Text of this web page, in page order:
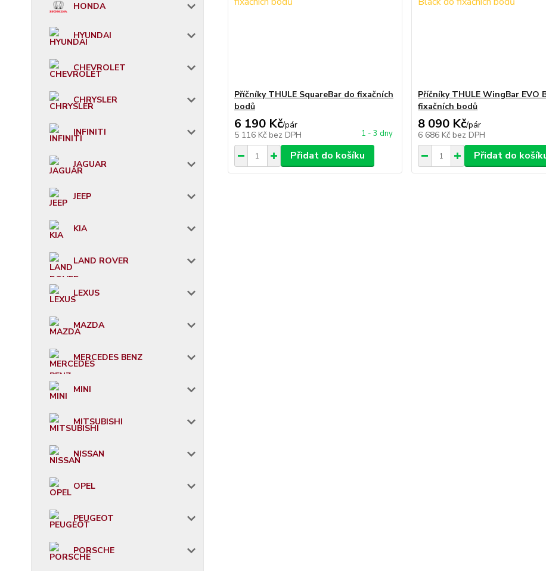
HONDA
HYUNDAI
CHEVROLET
CHRYSLER
INFINITI
JAGUAR
JEEP
KIA
LAND ROVER
LEXUS
MAZDA
MERCEDES BENZ
MINI
MITSUBISHI
NISSAN
OPEL
PEUGEOT
PORSCHE
Příčníky THULE SquareBar do fixačních
bodů
6 190 Kč/pár
5 116 Kč bez DPH 1 - 3 dny
Přidat do košíku
Příčníky THULE WingBar EVO
fixačních bodů
8 090 Kč/pár
6 686 Kč bez DPH
Přidat do